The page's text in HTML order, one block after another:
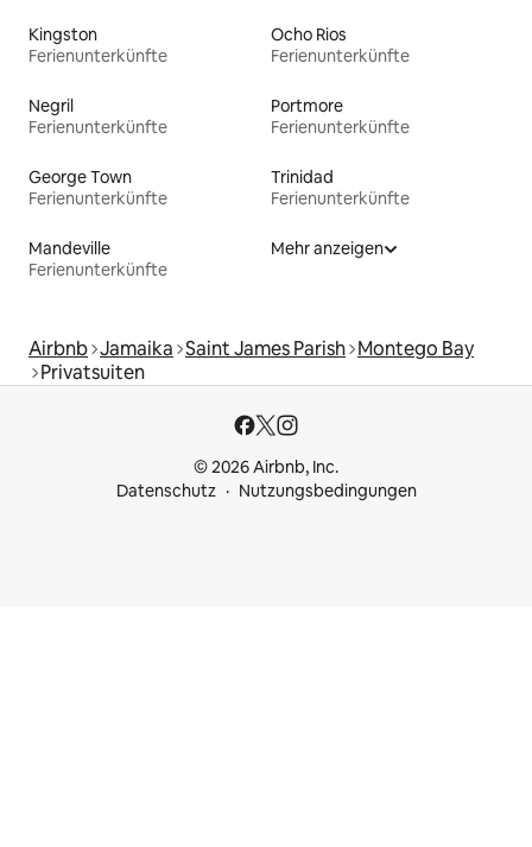
Kingston
Ferienunterkünfte
Ocho Rios
Ferienunterkünfte
Negril
Ferienunterkünfte
Portmore
Ferienunterkünfte
George Town
Ferienunterkünfte
Trinidad
Ferienunterkünfte
Mandeville
Ferienunterkünfte
Mehr anzeigen
Airbnb Jamaika Saint James Parish Montego Bay
Privatsuiten
© 2026 Airbnb, Inc.
Datenschutz
Nutzungsbedingungen